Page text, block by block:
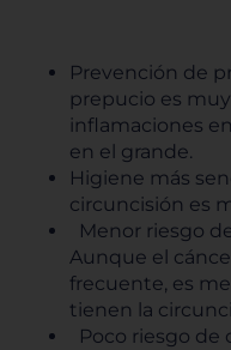
Prevención de
prepucio es
inflamaciones
en el grande.
Higiene más
circuncisión es
Menor riesgo
Aunque el
frecuente, es
tienen la
Poco riesgo de